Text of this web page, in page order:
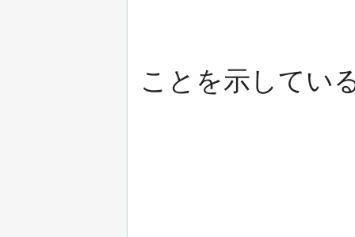
ことを示してい